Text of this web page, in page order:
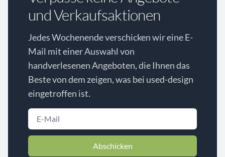
und Verkaufsaktionen
Jedes Wochenende verschicken wir eine E-
Mail mit einer Auswahl von
handverlesenen Angeboten, die Ihnen das
Beste von dem zeigen, was bei used-design
eingetroffen ist.
Abschicken